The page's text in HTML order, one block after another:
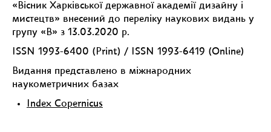
«Вісник Харківської державної академії дизайну і
мистецтв» внесений до переліку наукових видань у
групу «В» з 13.03.2020 р.
ISSN 1993-6400 (Print) / ISSN 1993-6419 (Online)
Видання представлено в міжнародних
наукометричних базах
Index Copernicus